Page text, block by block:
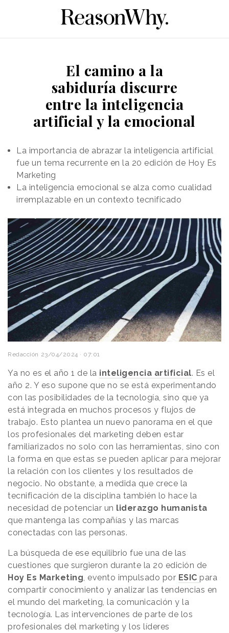
El camino a la
sabiduría discurre
entre la inteligencia
artificial y la emocional
La importancia de abrazar la inteligencia artificial
fue un tema recurrente en la 20 edición de Hoy Es
Marketing
La inteligencia emocional se alza como cualidad
irremplazable en un contexto tecnificado
Redacción 23/04/2024 · 07:01
Ya no es el año 1 de la inteligencia artificial. Es el
año 2. Y eso supone que no se está experimentando
con las posibilidades de la tecnología, sino que ya
está integrada en muchos procesos y flujos de
trabajo. Esto plantea un nuevo panorama en el que
los profesionales del marketing deben estar
familiarizados no solo con las herramientas, sino con
la forma en que estas se pueden aplicar para mejorar
la relación con los clientes y los resultados de
negocio. No obstante, a medida que crece la
tecnificación de la disciplina también lo hace la
necesidad de potenciar un liderazgo humanista
que mantenga las compañías y las marcas
conectadas con las personas.
La búsqueda de ese equilibrio fue una de las
cuestiones que surgieron durante la 20 edición de
Hoy Es Marketing , evento impulsado por ESIC para
compartir conocimiento y analizar las tendencias en
el mundo del marketing, la comunicación y la
tecnología. Las intervenciones de parte de los
profesionales del marketing y los líderes